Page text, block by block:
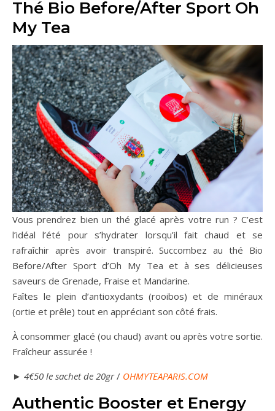
Thé Bio Before/After Sport Oh
My Tea
Vous prendrez bien un thé glacé après votre run ? C’est
l’idéal l’été pour s’hydrater lorsqu’il fait chaud et se
rafraîchir après avoir transpiré. Succombez au thé Bio
Before/After Sport d’Oh My Tea et à ses délicieuses
saveurs de Grenade, Fraise et Mandarine.
Faîtes le plein d’antioxydants (rooibos) et de minéraux
(ortie et prêle) tout en appréciant son côté frais.
À consommer glacé (ou chaud) avant ou après votre sortie.
Fraîcheur assurée !
► 4€50 le sachet de 20gr/ OHMYTEAPARIS.COM
Authentic Booster et Energy